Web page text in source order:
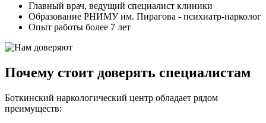
Главный врач, ведущий специалист клиники
Образование РНИМУ им. Пирагова - психиатр-нарколог
Опыт работы более 7 лет
Почему стоит доверять специалистам
Боткинский наркологический центр обладает рядом
преимуществ: